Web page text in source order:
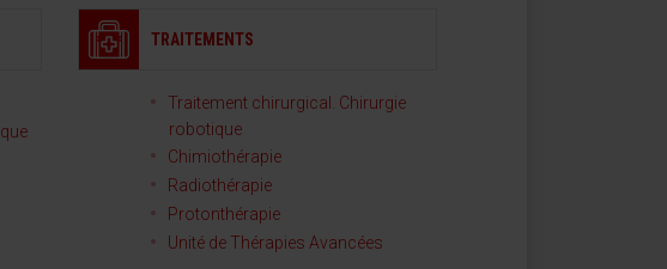
TRAITEMENTS
Traitement chirurgical. Chirurgie
robotique
Chimiothérapie
Radiothérapie
Protonthérapie
Unité de Thérapies Avancées